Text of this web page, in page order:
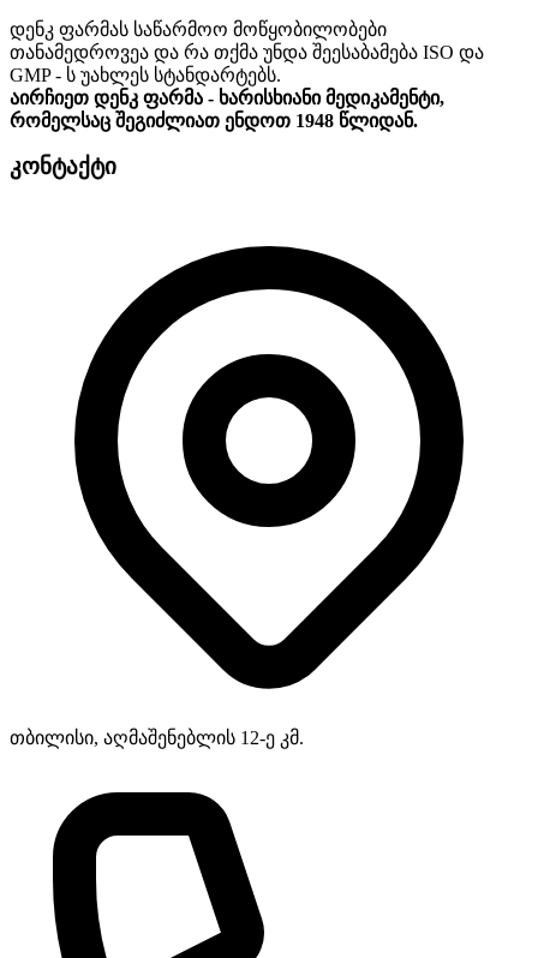
დენკ ფარმას საწარმოო მოწყობილობები
თანამედროვეა და რა თქმა უნდა შეესაბამება ISO და
GMP - ს უახლეს სტანდარტებს.
აირჩიეთ დენკ ფარმა - ხარისხიანი მედიკამენტი,
რომელსაც შეგიძლიათ ენდოთ 1948 წლიდან.
კონტაქტი
თბილისი, აღმაშენებლის 12-ე კმ.